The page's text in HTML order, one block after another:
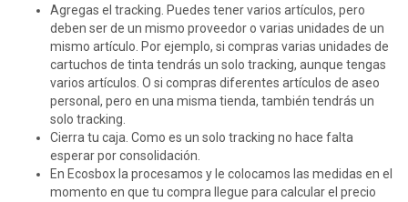
Agregas el tracking. Puedes tener varios artículos, pero
deben ser de un mismo proveedor o varias unidades de un
mismo artículo. Por ejemplo, si compras varias unidades de
cartuchos de tinta tendrás un solo tracking, aunque tengas
varios artículos. O si compras diferentes artículos de aseo
personal, pero en una misma tienda, también tendrás un
solo tracking.
Cierra tu caja. Como es un solo tracking no hace falta
esperar por consolidación.
En Ecosbox la procesamos y le colocamos las medidas en el
momento en que tu compra llegue para calcular el precio